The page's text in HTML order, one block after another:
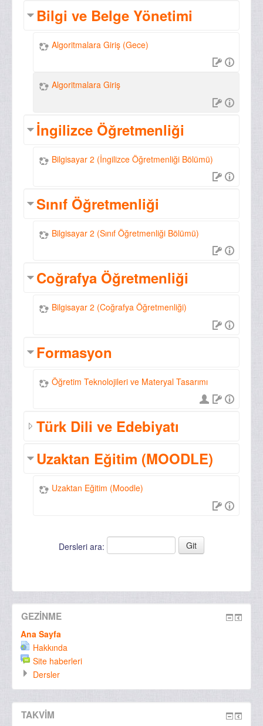
Bilgi ve Belge Yönetimi
Algoritmalara Giriş (Gece)
Algoritmalara Giriş
İngilizce Öğretmenliği
Bilgisayar 2 (İngilizce Öğretmenliği Bölümü)
Sınıf Öğretmenliği
Bilgisayar 2 (Sınıf Öğretmenliği Bölümü)
Coğrafya Öğretmenliği
Bilgisayar 2 (Coğrafya Öğretmenliği)
Formasyon
Öğretim Teknolojileri ve Materyal Tasarımı
Türk Dili ve Edebiyatı
Uzaktan Eğitim (MOODLE)
Uzaktan Eğitim (Moodle)
Dersleri ara:
GEZINME
Ana Sayfa
Hakkında
Site haberleri
Dersler
TAKVIM